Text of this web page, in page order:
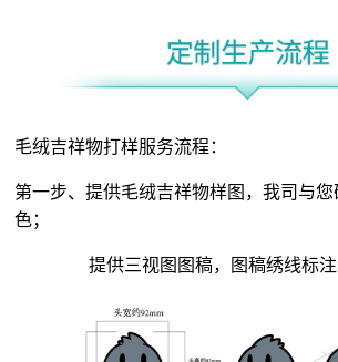
毛绒吉祥物打样服务流程：
第一步、提供毛绒吉祥物样图，我司与
色；
提供三视图图稿，图稿绣线标